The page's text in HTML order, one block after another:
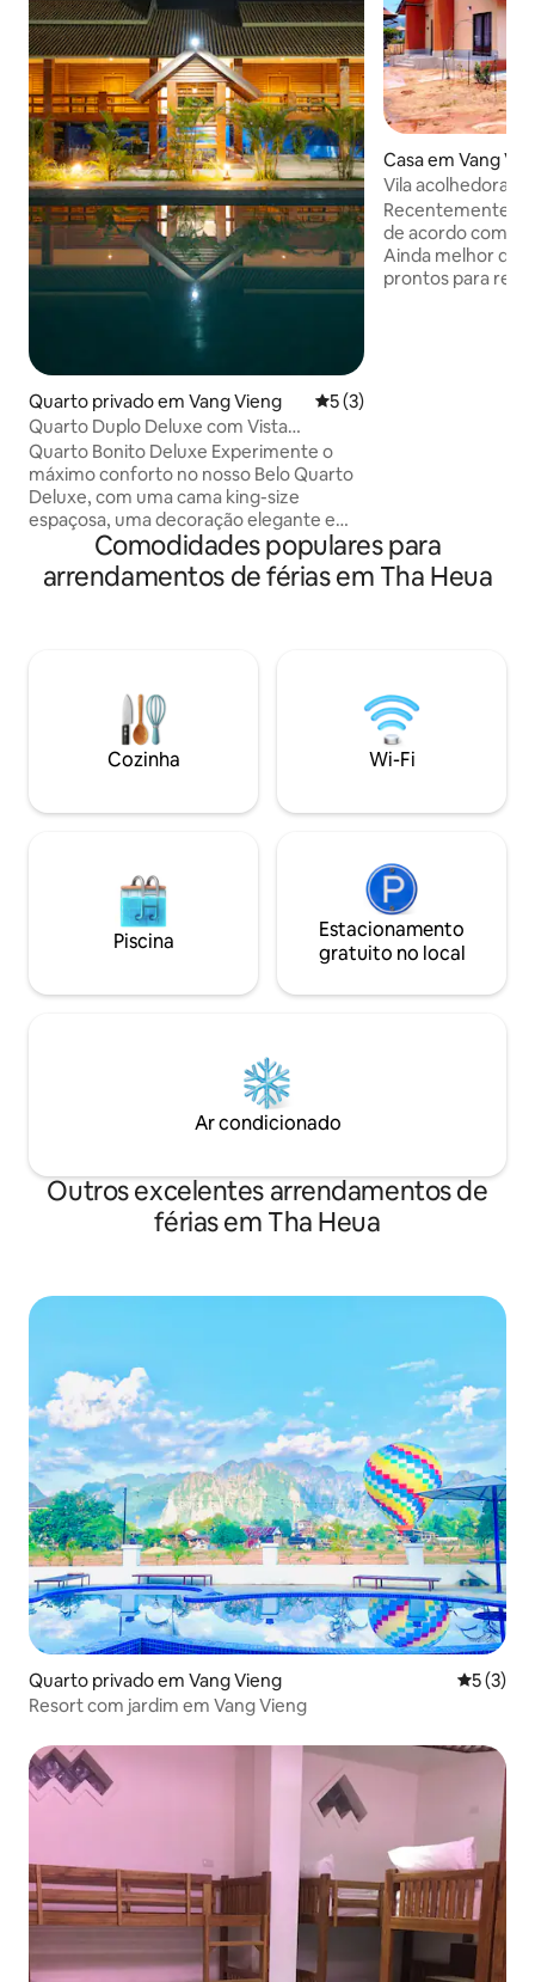
Quarto privado em Vang Vieng Classificação média de 5
5 (3)
Quarto Duplo Deluxe com Vista
Montanha
Quarto Bonito Deluxe Experimente o
máximo conforto no nosso Belo Quarto
Deluxe, com uma cama king-size
espaçosa, uma decoração elegante e
uma área de estar acolhedora. Desfrute
de vistas deslumbrantes da sua varanda
privada ou grandes janelas. O quarto
para casais ou viajantes solitários que
procuram uma escapadela tranquila.
Pequeno-almoço e serviço de limpeza
diário estão disponíveis. Reserve agora
Casa em Vang
Vila acolhedora
Recentemente
de acordo com
Ainda melhor do
prontos para
comodidades,
casa.
Comodidades populares para
arrendamentos de férias em Tha Heua
Cozinha Wi-Fi
Piscina
Estacionamento
gratuito no local
Ar condicionado
Outros excelentes arrendamentos de
férias em Tha Heua
Quarto privado em Vang Vieng
5 (3)
Resort com jardim em Vang Vieng